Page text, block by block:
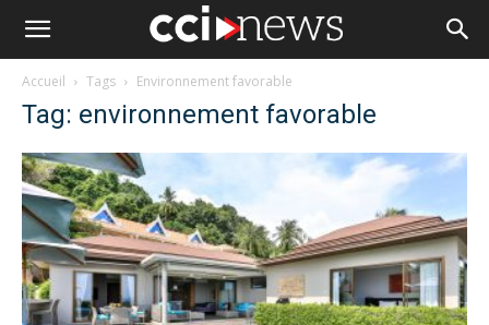
Accueil Tags Environnement favorable
Tag: environnement favorable